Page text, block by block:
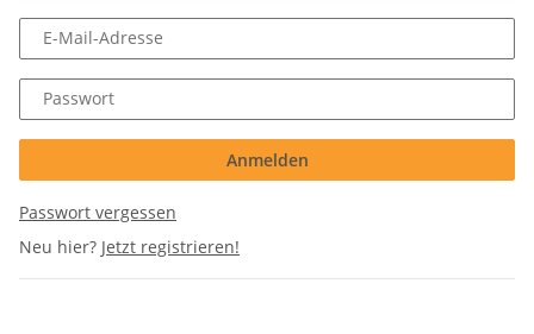
E-Mail-Adresse
Passwort
Anmelden
Passwort vergessen
Neu hier? Jetzt registrieren!